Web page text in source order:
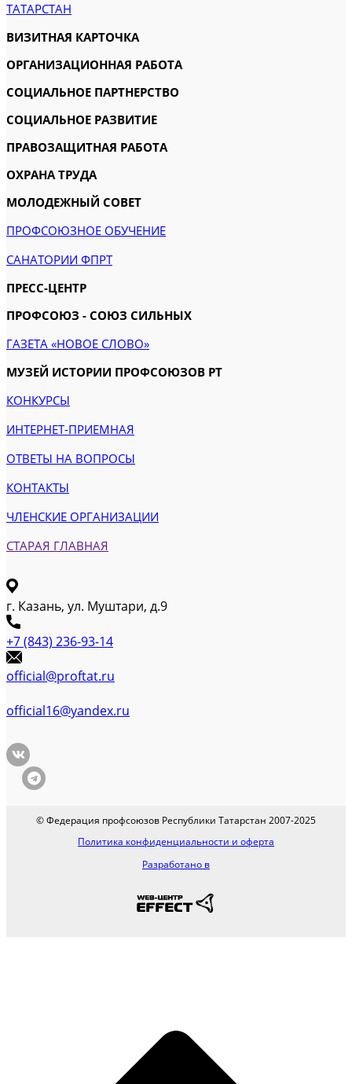
ТАТАРСТАН
ВИЗИТНАЯ КАРТОЧКА
ОРГАНИЗАЦИОННАЯ РАБОТА
СОЦИАЛЬНОЕ ПАРТНЕРСТВО
СОЦИАЛЬНОЕ РАЗВИТИЕ
ПРАВОЗАЩИТНАЯ РАБОТА
ОХРАНА ТРУДА
МОЛОДЕЖНЫЙ СОВЕТ
ПРОФСОЮЗНОЕ ОБУЧЕНИЕ
САНАТОРИИ ФПРТ
ПРЕСС-ЦЕНТР
ПРОФСОЮЗ - СОЮЗ СИЛЬНЫХ
ГАЗЕТА «НОВОЕ СЛОВО»
МУЗЕЙ ИСТОРИИ ПРОФСОЮЗОВ РТ
КОНКУРСЫ
ИНТЕРНЕТ-ПРИЕМНАЯ
ОТВЕТЫ НА ВОПРОСЫ
КОНТАКТЫ
ЧЛЕНСКИЕ ОРГАНИЗАЦИИ
СТАРАЯ ГЛАВНАЯ
г. Казань, ул. Муштари, д.9
+7 (843) 236-93-14
official@proftat.ru
official16@yandex.ru
© Федерация профсоюзов Республики Татарстан 2007-2025
Политика конфиденциальности и оферта
Разработано в